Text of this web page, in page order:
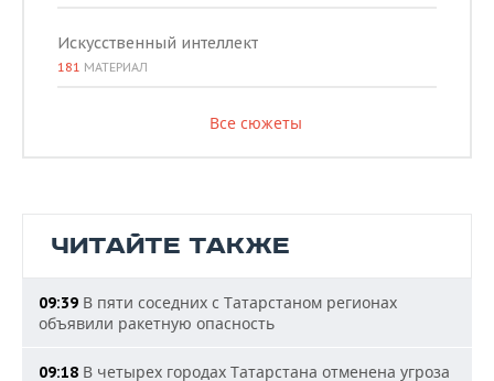
Искусственный интеллект
181 МАТЕРИАЛ
Все сюжеты
ЧИТАЙТЕ ТАКЖЕ
09:39 В пяти соседних с Татарстаном регионах
объявили ракетную опасность
09:18 В четырех городах Татарстана отменена угроза